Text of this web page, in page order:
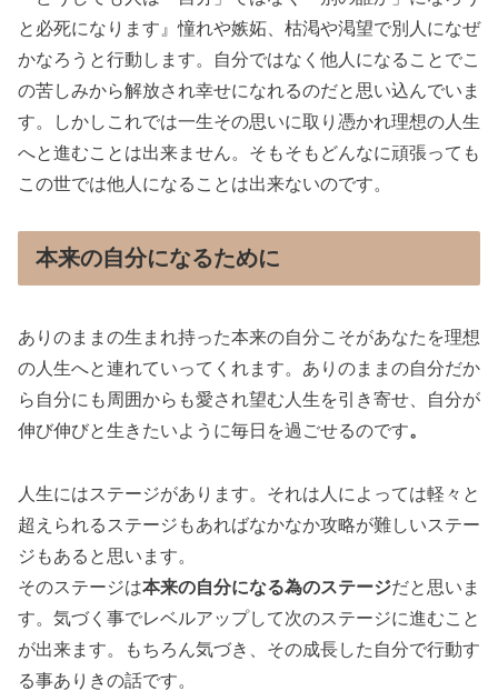
と必死になります』憧れや嫉妬、枯渇や渇望で別人になぜ
かなろうと行動します。自分ではなく他人になることでこ
の苦しみから解放され幸せになれるのだと思い込んでいま
す。しかしこれでは一生その思いに取り憑かれ理想の人生
へと進むことは出来ません。そもそもどんなに頑張っても
この世では他人になることは出来ないのです。
本来の自分になるために
ありのままの生まれ持った本来の自分こそがあなたを理想
の人生へと連れていってくれます。ありのままの自分だか
ら自分にも周囲からも愛され望む人生を引き寄せ、自分が
伸び伸びと生きたいように毎日を過ごせるのです。
人生にはステージがあります。それは人によっては軽々と
超えられるステージもあればなかなか攻略が難しいステー
ジもあると思います。
そのステージは本来の自分になる為のステージだと思いま
す。気づく事でレベルアップして次のステージに進むこと
が出来ます。もちろん気づき、その成長した自分で行動す
る事ありきの話です。